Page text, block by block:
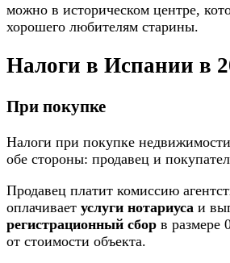
можно в историческом центре,
хорошего любителям старины.
Налоги в Испании в
При покупке
Налоги при покупке
обе стороны: продавец и
Продавец платит комиссию
оплачивает услуги нотариуса и
регистрационный сбор в размере
от стоимости объекта.